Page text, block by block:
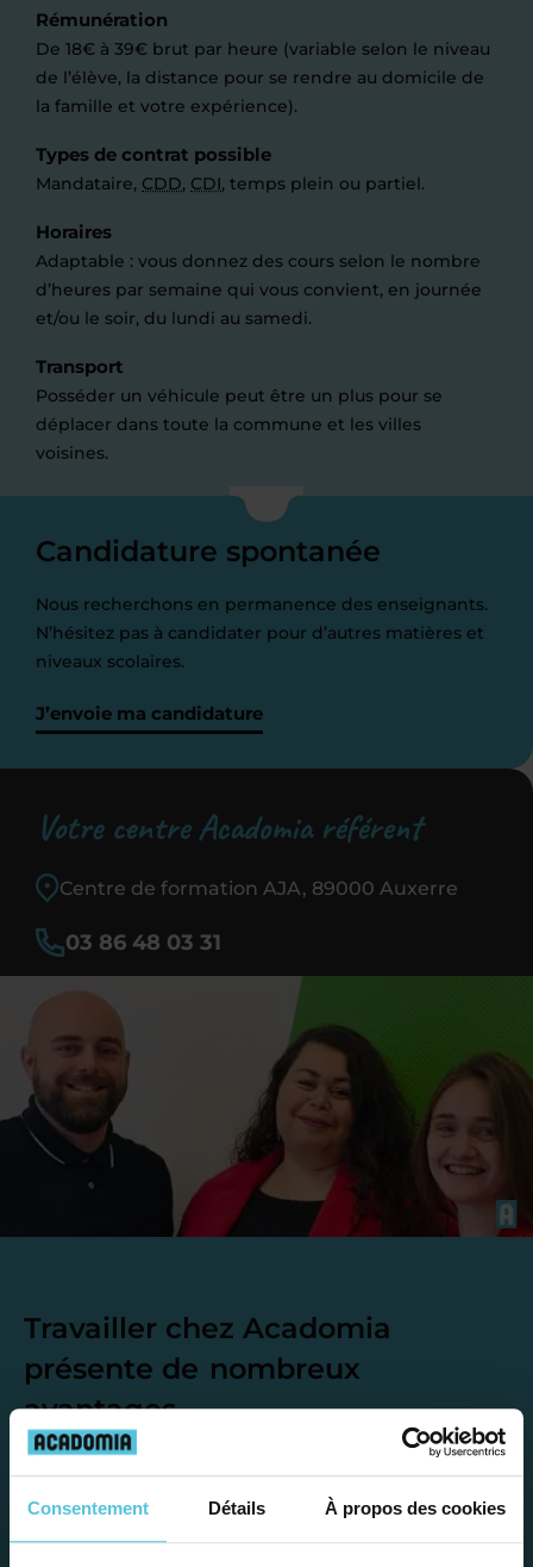
Consentement Détails À propos des cookies
Rémunération
De 18€ à 39€ brut par heure (variable selon le niveau
de l’élève, la distance pour se rendre au domicile de
la famille et votre expérience).
Types de contrat possible
Mandataire, CDD, CDI, temps plein ou partiel.
Horaires
Adaptable : vous donnez des cours selon le nombre
d’heures par semaine qui vous convient, en journée
et/ou le soir, du lundi au samedi.
Transport
Posséder un véhicule peut être un plus pour se
déplacer dans toute la commune et les villes
voisines.
Candidature spontanée
Nous recherchons en permanence des enseignants.
N’hésitez pas à candidater pour d’autres matières et
niveaux scolaires.
J’envoie ma candidature
Votre centre Acadomia référent
Centre de formation AJA, 89000 Auxerre
03 86 48 03 31
Travailler chez Acadomia
présente de nombreux
avantages